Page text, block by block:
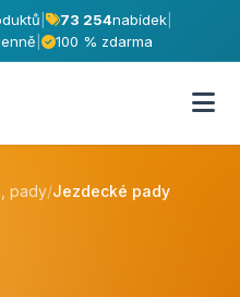
73 254nabídek
100 % zdarma
pady/Jezdecké pady